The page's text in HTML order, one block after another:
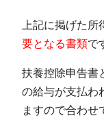
上記に掲げた所
要となる書類で
扶養控除申告書
の給与が支払わ
ますので合わせ